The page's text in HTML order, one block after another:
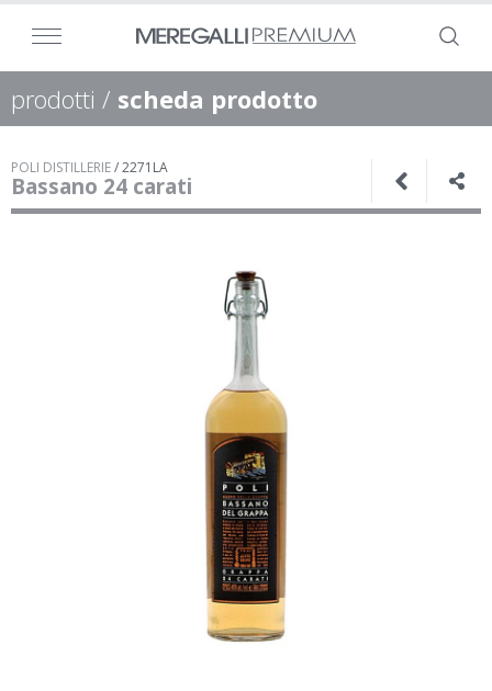
prodotti / scheda prodotto
POLI DISTILLERIE/2271LA
Bassano 24 carati